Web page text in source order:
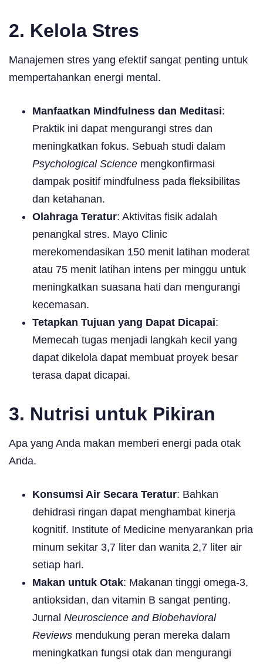
2. Kelola Stres
Manajemen stres yang efektif sangat penting untuk
mempertahankan energi mental.
Manfaatkan Mindfulness dan Meditasi:
Praktik ini dapat mengurangi stres dan
meningkatkan fokus. Sebuah studi dalam
Psychological Science mengkonfirmasi
dampak positif mindfulness pada fleksibilitas
dan ketahanan.
Olahraga Teratur: Aktivitas fisik adalah
penangkal stres. Mayo Clinic
merekomendasikan 150 menit latihan moderat
atau 75 menit latihan intens per minggu untuk
meningkatkan suasana hati dan mengurangi
kecemasan.
Tetapkan Tujuan yang Dapat Dicapai:
Memecah tugas menjadi langkah kecil yang
dapat dikelola dapat membuat proyek besar
terasa dapat dicapai.
3. Nutrisi untuk Pikiran
Apa yang Anda makan memberi energi pada otak
Anda.
Konsumsi Air Secara Teratur: Bahkan
dehidrasi ringan dapat menghambat kinerja
kognitif. Institute of Medicine menyarankan pria
minum sekitar 3,7 liter dan wanita 2,7 liter air
setiap hari.
Makan untuk Otak: Makanan tinggi omega-3,
antioksidan, dan vitamin B sangat penting.
Jurnal Neuroscience and Biobehavioral
Reviews mendukung peran mereka dalam
meningkatkan fungsi otak dan mengurangi